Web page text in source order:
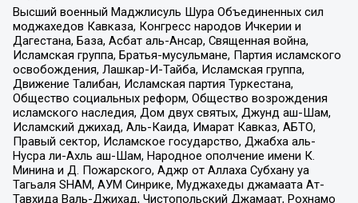
Высший военный Маджлисуль Шура Объединенных сил
моджахедов Кавказа, Конгресс народов Ичкерии и
Дагестана, База, Асбат аль-Ансар, Священная война,
Исламская группа, Братья-мусульмане, Партия исламского
освобождения, Лашкар-И-Тайба, Исламская группа,
Движение Талибан, Исламская партия Туркестана,
Общество социальных реформ, Общество возрождения
исламского наследия, Дом двух святых, Джунд аш-Шам,
Исламский джихад, Аль-Каида, Имарат Кавказ, АБТО,
Правый сектор, Исламское государство, Джабха аль-
Нусра ли-Ахль аш-Шам, Народное ополчение имени К.
Минина и Д. Пожарского, Аджр от Аллаха Субхану уа
Тагьаля SHAM, АУМ Синрике, Муджахеды джамаата Ат-
Тавхида Валь-Джихад, Чистопольский Джамаат, Рохнамо